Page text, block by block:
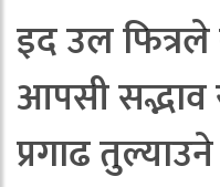
इद उल
आपसी सद्भाव
प्रगाढ तुल्याउने